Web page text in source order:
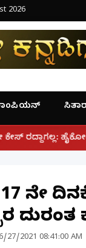
2026
ಆದೇಶ
17 ನೇ
ದುರಂತ
6/27/2021 08:41:00 AM